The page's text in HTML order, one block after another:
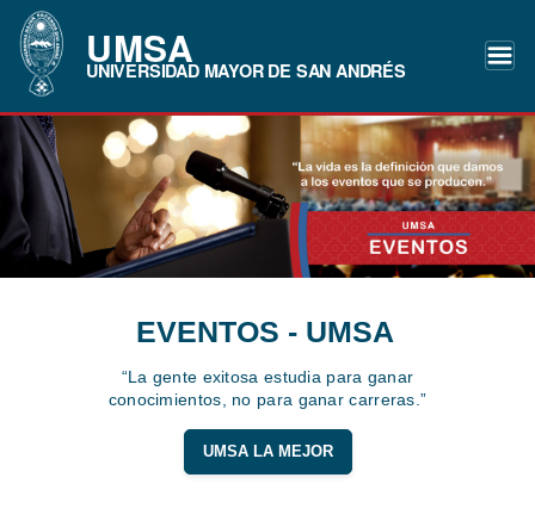
UMSA
UNIVERSIDAD MAYOR DE SAN ANDRÉS
EVENTOS - UMSA
“La gente exitosa estudia para ganar
conocimientos, no para ganar carreras.”
UMSA LA MEJOR